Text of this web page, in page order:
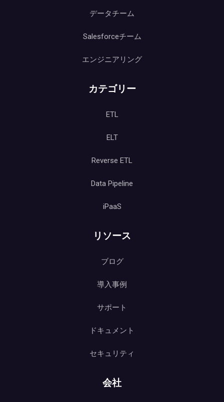
データチーム
Salesforceチーム
エンジニアリング
カテゴリー
ETL
ELT
Reverse ETL
Data Pipeline
iPaaS
リソース
ブログ
導入事例
サポート
ドキュメント
セキュリティ
会社